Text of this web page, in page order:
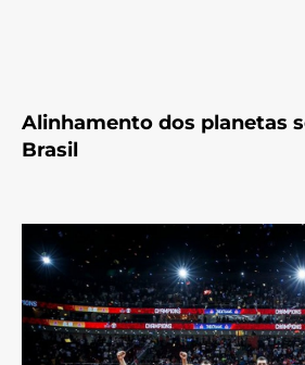
Alinhamento dos planetas
Brasil